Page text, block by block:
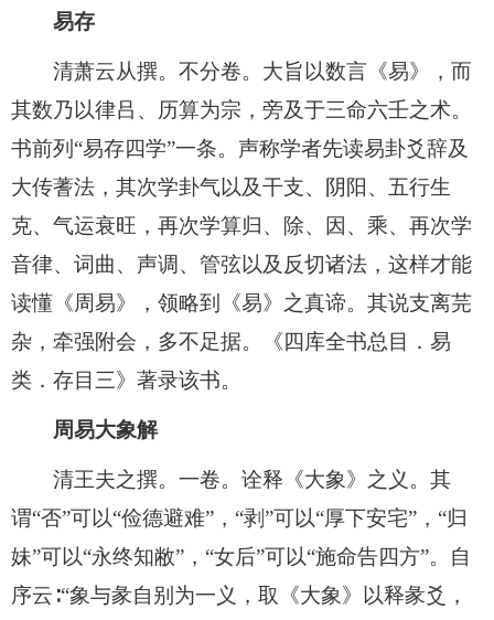
易存
清萧云从撰。不分卷。大旨以数言《易》，而
其数乃以律吕、历算为宗，旁及于三命六壬之术。
书前列“易存四学”一条。声称学者先读易卦爻辞及
大传蓍法，其次学卦气以及干支、阴阳、五行生
克、气运衰旺，再次学算归、除、因、乘、再次学
音律、词曲、声调、管弦以及反切诸法，这样才能
读懂《周易》，领略到《易》之真谛。其说支离芫
杂，牵强附会，多不足据。《四库全书总目．易
类．存目三》著录该书。
周易大象解
清王夫之撰。一卷。诠释《大象》之义。其
谓“否”可以“俭德避难”，“剥”可以“厚下安宅”，“归
妹”可以“永终知敝”，“女后”可以“施命告四方”。自
序云∶“象与彖自别为一义，取《大象》以释彖爻，